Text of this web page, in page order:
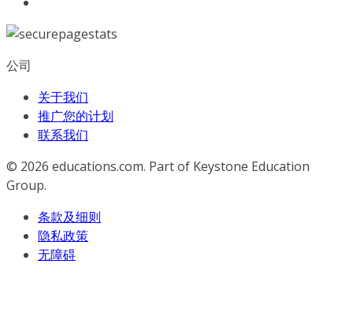
公司
关于我们
推广您的计划
联系我们
© 2026 educations.com. Part of Keystone Education
Group.
条款及细则
隐私政策
无障碍